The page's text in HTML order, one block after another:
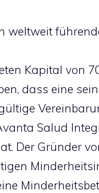
weltweit
Kapital von
dass eine
Salud
Der Gründer